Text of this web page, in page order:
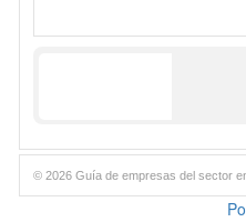
© 2026 Guía de empresas del sector